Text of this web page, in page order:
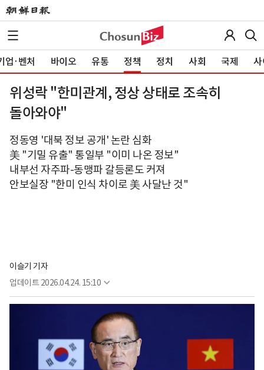
업·벤처 바이오 유통 정책 정치 사회 국제 사
위성락 "한미관계, 정상 상태로 조속히
돌아와야"
정동영 '대북 정보 공개' 논란 심화
美 "기밀 유출" 통일부 "이미 나온 정보"
내부선 자주파-동맹파 갈등론도 커져
안보실장 "한미 인식 차이로 美 사달난 것"
이슬기 기자
업데이트 2026.04.24. 15:10